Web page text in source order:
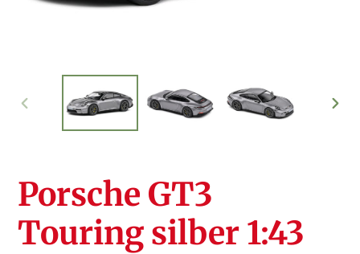
VORHERIGER
SCHIEBER
Porsche GT3
Touring silber 1:43